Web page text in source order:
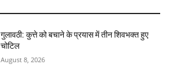
गुलावठी: कुत्ते को बचाने के प्रयास में तीन शिवभक्त हुए
चोटिल
August 8, 2026